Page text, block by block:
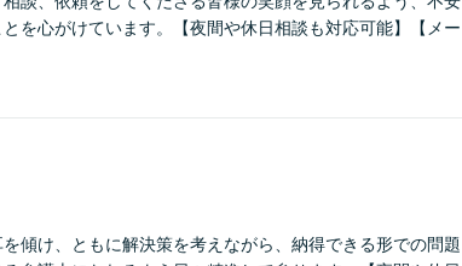
を心がけています。【夜間や休日相談も対応可能】【メー
傾け、ともに解決策を考えながら、納得できる形での問題